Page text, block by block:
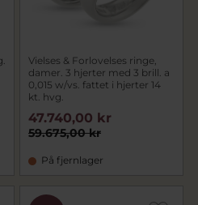
Vielses & Forlovelses ringe,
damer. 3 hjerter med 3 brill. a
0,015 w/vs. fattet i hjerter 14
kt. hvg.
59.675,00 kr
47.740,00 kr
På fjernlager